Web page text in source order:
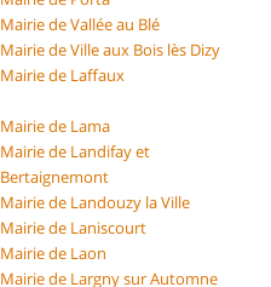
Mairie de Vallée au Blé
Mairie de Ville aux Bois lès Dizy
Mairie de Laffaux
Mairie de Lama
Mairie de Landifay et
Bertaignemont
Mairie de Landouzy la Ville
Mairie de Laniscourt
Mairie de Laon
Mairie de Largny sur Automne